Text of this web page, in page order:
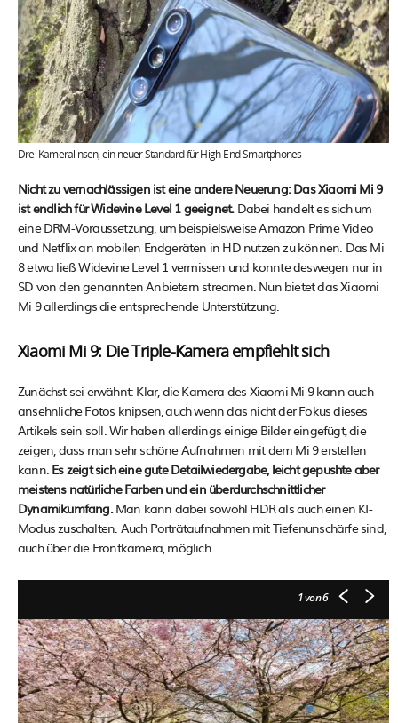
Drei Kameralinsen, ein neuer Standard für High-End-Smartphones
Nicht zu vernachlässigen ist eine andere Neuerung: Das Xiaomi Mi 9
ist endlich für Widevine Level 1 geeignet.Dabei handelt es sich um
eine DRM-Voraussetzung, um beispielsweise Amazon Prime Video
und Netflix an mobilen Endgeräten in HD nutzen zu können. Das Mi
8 etwa ließ Widevine Level 1 vermissen und konnte deswegen nur in
SD von den genannten Anbietern streamen. Nun bietet das Xiaomi
Mi 9 allerdings die entsprechende Unterstützung.
Xiaomi Mi 9: Die Triple-Kamera empfiehlt sich
Zunächst sei erwähnt: Klar, die Kamera des Xiaomi Mi 9 kann auch
ansehnliche Fotos knipsen, auch wenn das nicht der Fokus dieses
Artikels sein soll. Wir haben allerdings einige Bilder eingefügt, die
zeigen, dass man sehr schöne Aufnahmen mit dem Mi 9 erstellen
kann. Es zeigt sich eine gute Detailwiedergabe, leicht gepushte aber
meistens natürliche Farben und ein überdurchschnittlicher
Dynamikumfang.Man kann dabei sowohl HDR als auch einen KI-
Modus zuschalten. Auch Porträtaufnahmen mit Tiefenunschärfe sind,
auch über die Frontkamera, möglich.
1von 6